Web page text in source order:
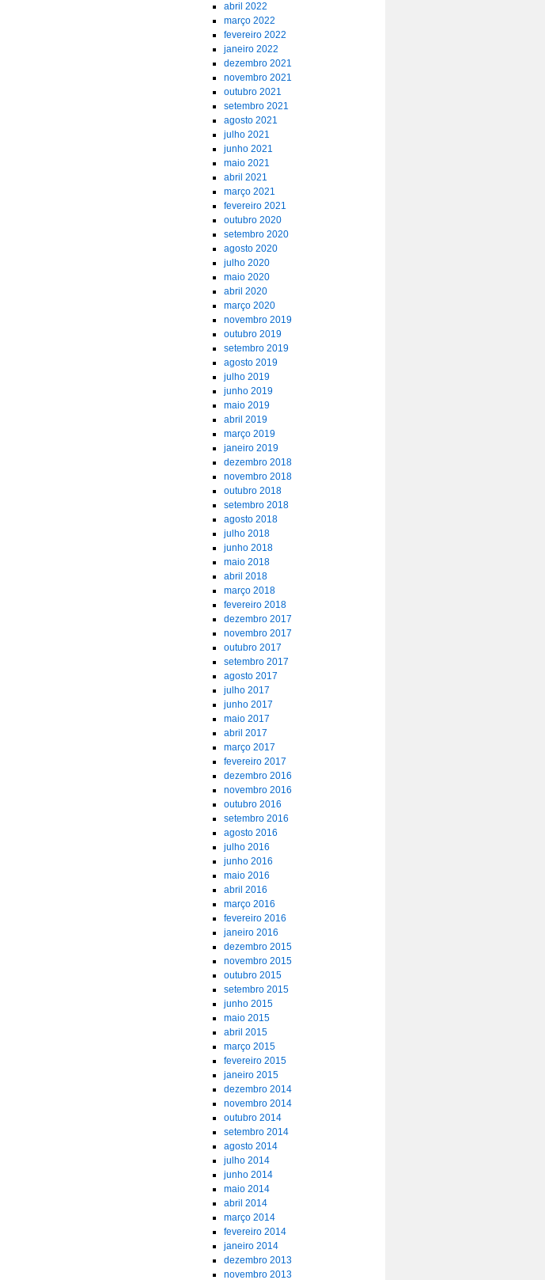
abril 2022
março 2022
fevereiro 2022
janeiro 2022
dezembro 2021
novembro 2021
outubro 2021
setembro 2021
agosto 2021
julho 2021
junho 2021
maio 2021
abril 2021
março 2021
fevereiro 2021
outubro 2020
setembro 2020
agosto 2020
julho 2020
maio 2020
abril 2020
março 2020
novembro 2019
outubro 2019
setembro 2019
agosto 2019
julho 2019
junho 2019
maio 2019
abril 2019
março 2019
janeiro 2019
dezembro 2018
novembro 2018
outubro 2018
setembro 2018
agosto 2018
julho 2018
junho 2018
maio 2018
abril 2018
março 2018
fevereiro 2018
dezembro 2017
novembro 2017
outubro 2017
setembro 2017
agosto 2017
julho 2017
junho 2017
maio 2017
abril 2017
março 2017
fevereiro 2017
dezembro 2016
novembro 2016
outubro 2016
setembro 2016
agosto 2016
julho 2016
junho 2016
maio 2016
abril 2016
março 2016
fevereiro 2016
janeiro 2016
dezembro 2015
novembro 2015
outubro 2015
setembro 2015
junho 2015
maio 2015
abril 2015
março 2015
fevereiro 2015
janeiro 2015
dezembro 2014
novembro 2014
outubro 2014
setembro 2014
agosto 2014
julho 2014
junho 2014
maio 2014
abril 2014
março 2014
fevereiro 2014
janeiro 2014
dezembro 2013
novembro 2013